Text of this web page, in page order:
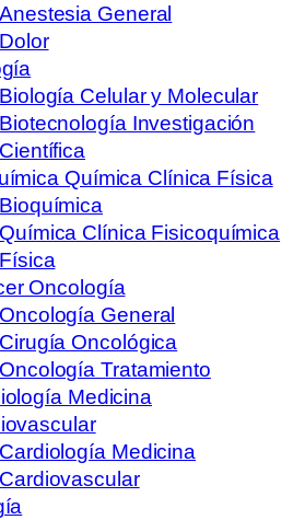
Anestesia General
Dolor
Biología Celular y Molecular
Biotecnología Investigación
Científica
Química Clínica Física
Bioquímica
Química Clínica Fisicoquímica
Física
Oncología
Oncología General
Cirugía Oncológica
Oncología Tratamiento
Medicina
Cardiología Medicina
Cardiovascular